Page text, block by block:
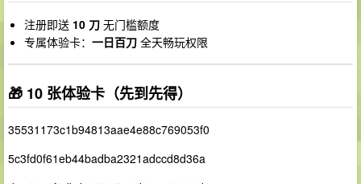
注册即送 10 刀 无门槛额度
专属体验卡： 一日百刀 全天畅玩权限
🎁 10 张体验卡（先到先得）
35531173c1b94813aae4e88c769053f0
5c3fd0f61eb44badba2321adccd8d36a